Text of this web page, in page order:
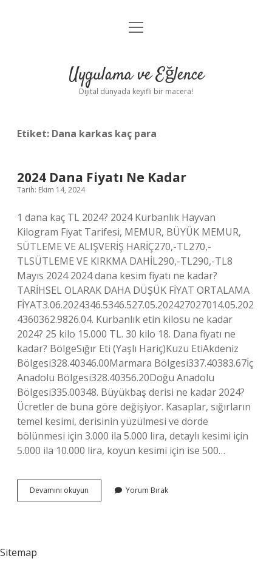
Anasayfa
Yasal Uyarı
menüyü
Uygulama ve Eğlence
Dijital dünyada keyifli bir macera!
Etiket: Dana karkas kaç para
2024 Dana Fiyatı Ne Kadar
Tarih: Ekim 14, 2024
1 dana kaç TL 2024? 2024 Kurbanlık Hayvan
Kilogram Fiyat Tarifesi, MEMUR, BÜYÜK MEMUR,
SÜTLEME VE ALIŞVERİŞ HARİÇ270,-TL270,-
TLSÜTLEME VE KIRKMA DAHİL290,-TL290,-TL8
Mayıs 2024 2024 dana kesim fiyatı ne kadar?
TARİHSEL OLARAK DAHA DÜŞÜK FİYAT ORTALAMA
FİYAT3.06.2024346.5346.527.05.202427027014.05.202
4360362.9826.04. Kurbanlık etin kilosu ne kadar
2024? 25 kilo 15.000 TL. 30 kilo 18. Dana fiyatı ne
kadar? BölgeSığır Eti (Yaşlı Hariç)Kuzu EtiAkdeniz
Bölgesi328.40346.00Marmara Bölgesi337.40383.67İç
Anadolu Bölgesi328.40356.20Doğu Anadolu
Bölgesi335.00348. Büyükbaş derisi ne kadar 2024?
Ücretler de buna göre değişiyor. Kasaplar, sığırların
temel kesimi, derisinin yüzülmesi ve dörde
bölünmesi için 3.000 ila 5.000 lira, detaylı kesimi için
5.000 ila 10.000 lira, koyun kesimi için ise 500…
Devamını okuyun
Dana
Yorum Bırak
Sitemap